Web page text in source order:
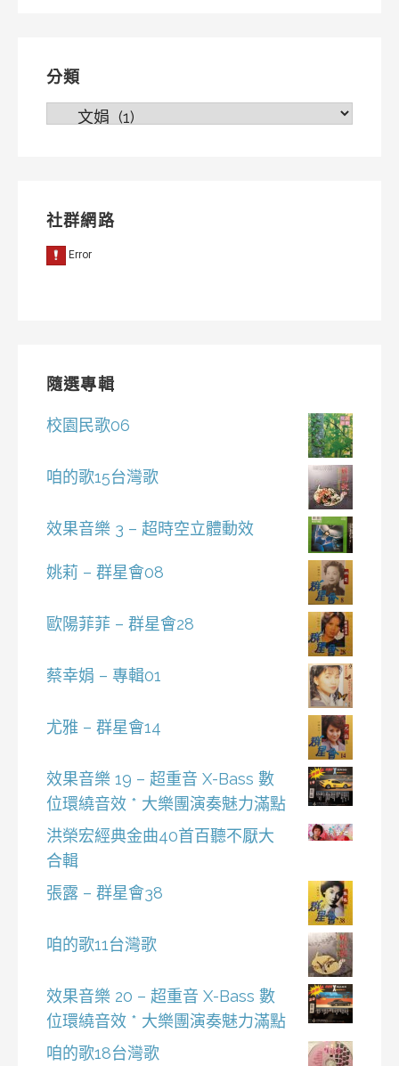
分類
社群網路
隨選專輯
校園民歌06
咱的歌15台灣歌
效果音樂 3 – 超時空立體動效
姚莉 – 群星會08
歐陽菲菲 – 群星會28
蔡幸娟 – 專輯01
尤雅 – 群星會14
效果音樂 19 – 超重音 X-Bass 數
位環繞音效 * 大樂團演奏魅力滿點
洪榮宏經典金曲40首百聽不厭大
合輯
張露 – 群星會38
咱的歌11台灣歌
效果音樂 20 – 超重音 X-Bass 數
位環繞音效 * 大樂團演奏魅力滿點
咱的歌18台灣歌